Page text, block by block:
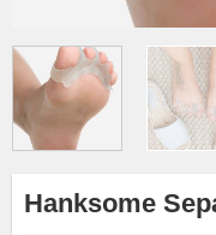
Hanksome